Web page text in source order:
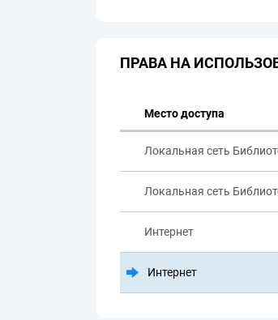
ПРАВА НА
Место доступа
Локальная сеть
Локальная сеть
Интернет
Интернет